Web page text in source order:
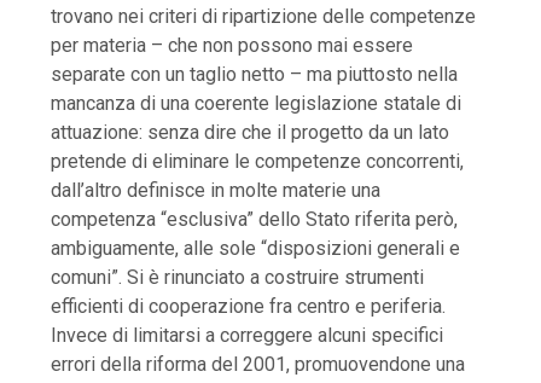
trovano nei criteri di ripartizione delle competenze
per materia – che non possono mai essere
separate con un taglio netto – ma piuttosto nella
mancanza di una coerente legislazione statale di
attuazione: senza dire che il progetto da un lato
pretende di eliminare le competenze concorrenti,
dall’altro definisce in molte materie una
competenza “esclusiva” dello Stato riferita però,
ambiguamente, alle sole “disposizioni generali e
comuni”. Si è rinunciato a costruire strumenti
efficienti di cooperazione fra centro e periferia.
Invece di limitarsi a correggere alcuni specifici
errori della riforma del 2001, promuovendone una